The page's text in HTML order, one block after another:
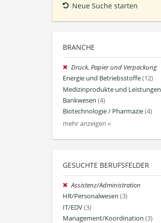
Neue Suche starten
BRANCHE
Druck, Papier und Verpackung
Energie und Betriebsstoffe(12)
Medizinprodukte und Leistungen
Bankwesen (4)
Biotechnologie / Pharmazie(4)
mehr anzeigen »
GESUCHTE BERUFSFELDER
Assistenz/Administration
HR/Personalwesen (3)
IT/EDV(3)
Management/Koordination (3)